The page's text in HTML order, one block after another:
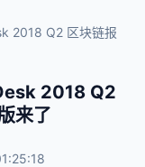
2018 Q2 区块链报
2018 Q2
来了